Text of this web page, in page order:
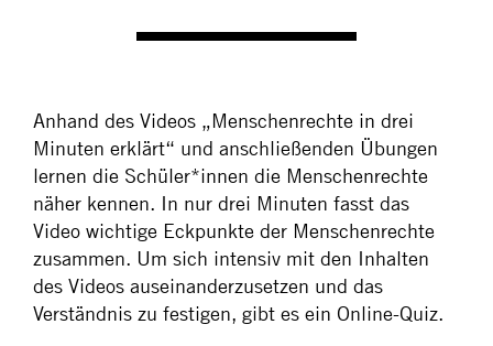
Anhand des Videos „Menschenrechte in drei
Minuten erklärt“ und anschließenden Übungen
lernen die Schüler*innen die Menschenrechte
näher kennen. In nur drei Minuten fasst das
Video wichtige Eckpunkte der Menschenrechte
zusammen. Um sich intensiv mit den Inhalten
des Videos auseinanderzusetzen und das
Verständnis zu festigen, gibt es ein Online-Quiz.